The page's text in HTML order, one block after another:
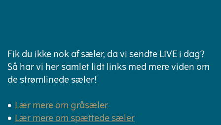
Fik du ikke nok af sæler, da vi sendte LIVE i dag?
Så har vi her samlet lidt links med mere viden om
de strømlinede sæler!
Lær mere om gråsæler
Lær mere om spættede sæler